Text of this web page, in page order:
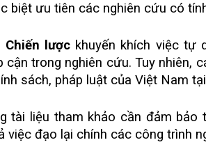
biệt ưu tiên các nghiên cứu có
Chiến lượckhuyến khích việc tự
cận trong nghiên cứu. Tuy nhiên,
sách, pháp luật của Việt Nam
tài liệu tham khảo cần đảm
việc đạo lại chính các công trình